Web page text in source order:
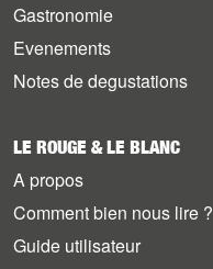
Gastronomie
Evenements
Notes de degustations
LE ROUGE & LE BLANC
A propos
Comment bien nous lire ?
Guide utilisateur